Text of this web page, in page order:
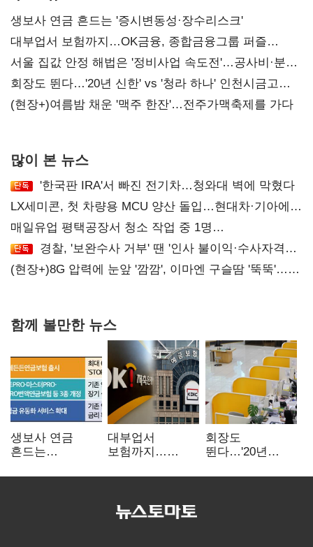
생보사 연금 흔드는 '증시변동성·장수리스크'
대부업서 보험까지…OK금융, 종합금융그룹 퍼즐
맞춘다
서울 집값 안정 해법은 '정비사업 속도전'…공사비·분쟁
해소도 과제
회장도 뛴다…'20년 신한' vs '청라 하나' 인천시금고
정면승부
(현장+)여름밤 채운 '맥주 한잔'…전주가맥축제를 가다
많이 본 뉴스
'한국판 IRA'서 빠진 전기차…청와대 벽에 막혔다
LX세미콘, 첫 차량용 MCU 양산 돌입…현대차·기아에
공급
매일유업 평택공장서 청소 작업 중 1명
사망…"안전관리체계 재점검"
경찰, '보완수사 거부' 땐 '인사 불이익·수사자격
배제'
(현장+)8G 압력에 눈앞 '깜깜', 이마엔 구슬땀 '뚝뚝'…
함께 볼만한 뉴스
생보사 연금
흔드는
장수리스크'
대부업서
보험까지…
종합금융그룹
회장도
뛴다…'20년
하나' 인천시금고